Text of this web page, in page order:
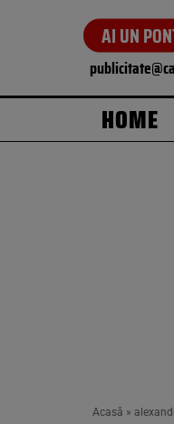
AI UN
HOME
Acasă »